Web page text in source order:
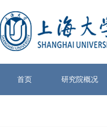
首页 研究院概况